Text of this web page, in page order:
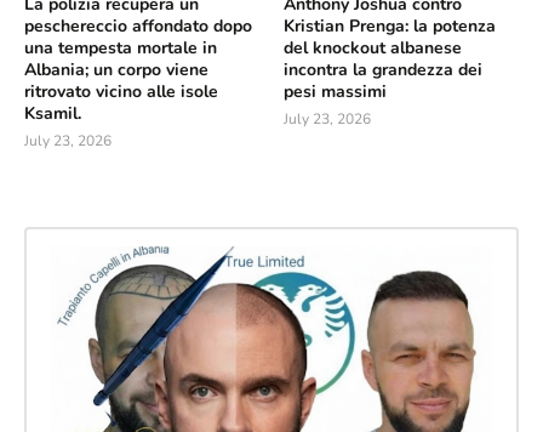
peschereccio affondato dopo
una tempesta mortale in
Albania; un corpo viene
ritrovato vicino alle isole
Ksamil.
July 23, 2026
Kristian Prenga: la potenza
del knockout albanese
incontra la grandezza dei
pesi massimi
July 23, 2026